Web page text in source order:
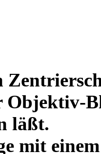
Objektiv-
läßt.
mit